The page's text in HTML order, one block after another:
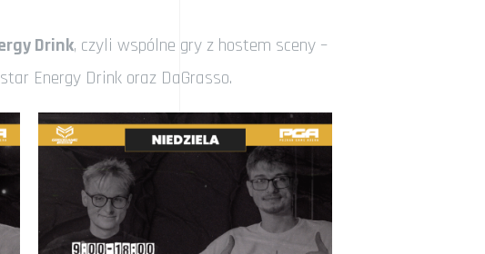
Drink, czyli wspólne gry z hostem sceny –
Energy Drink oraz DaGrasso.